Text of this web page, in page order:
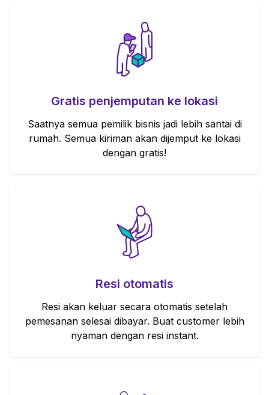
Gratis penjemputan ke lokasi
Saatnya semua pemilik bisnis jadi lebih santai di
rumah. Semua kiriman akan dijemput ke lokasi
dengan gratis!
Resi otomatis
Resi akan keluar secara otomatis setelah
pemesanan selesai dibayar. Buat customer lebih
nyaman dengan resi instant.